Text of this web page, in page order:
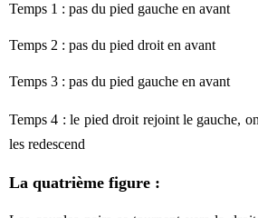
Temps 1 : pas du pied gauche en avant
Temps 2 : pas du pied droit en avant
Temps 3 : pas du pied gauche en avant
Temps 4 :le pied droit rejoint le gauche,
les redescend
La quatrième figure :